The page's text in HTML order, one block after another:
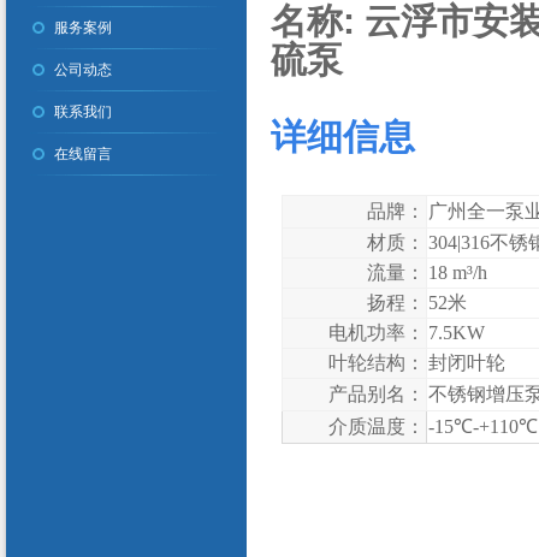
服务案例
公司动态
联系我们
在线留言
名称: 云浮市安
硫泵
详细信息
品牌：
广州全一泵
材质： 304|316不锈
流量：
18 m³/h
扬程 ：
52米
电机功率：
7.5KW
叶轮结构： 封闭 叶轮
产品别名： 不锈钢增压
介质温度 ： -15℃-+110℃